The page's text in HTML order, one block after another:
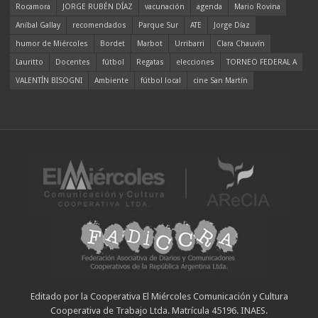
Rocamora
JORGE RUBÉN DÍAZ vacunación agenda
Mario Rovina
Aníbal Gallay
recomendados Parque Sur ATE
Jorge Díaz
humor de Miércoles
Bordet Marbot Urribarri
Clara Chauvín
Lauritto
Docentes fútbol Regatas elecciones
TORNEO FEDERAL A
VALENTÍN BISOGNI
Ambiente fútbol local cine San Martín
Editado por la Cooperativa El Miércoles Comunicación y Cultura
Cooperativa de Trabajo Ltda. Matrícula 45196. INAES.